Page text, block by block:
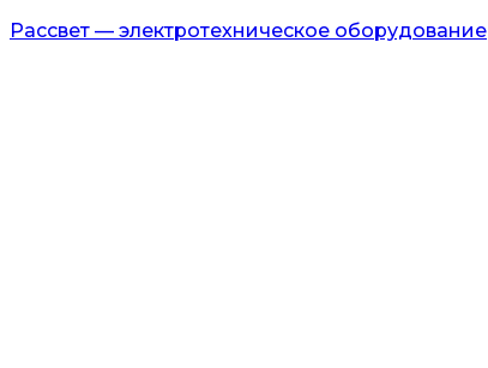
Рассвет — электротехническое оборудование